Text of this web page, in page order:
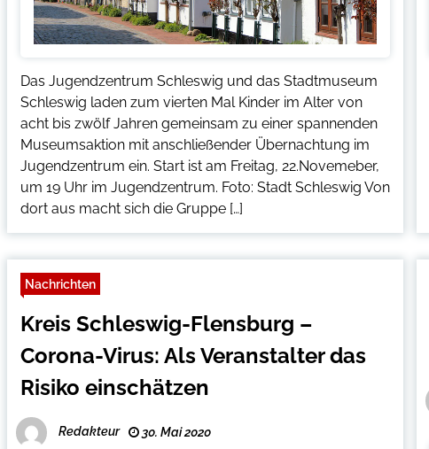
Das Jugendzentrum Schleswig und das Stadtmuseum
Schleswig laden zum vierten Mal Kinder im Alter von
acht bis zwölf Jahren gemeinsam zu einer spannenden
Museumsaktion mit anschließender Übernachtung im
Jugendzentrum ein. Start ist am Freitag, 22.Novemeber,
um 19 Uhr im Jugendzentrum. Foto: Stadt Schleswig Von
dort aus macht sich die Gruppe […]
Nachrichten
Kreis Schleswig-Flensburg –
Corona-Virus: Als Veranstalter das
Risiko einschätzen
Redakteur 30. Mai 2020